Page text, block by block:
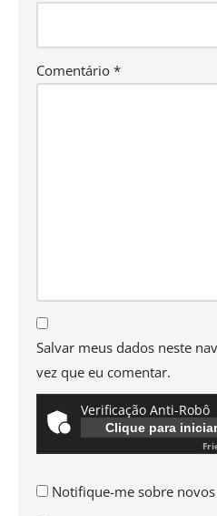
Comentário *
Salvar meus dados neste
vez que eu comentar.
Verificação Anti-Robô
Clique para
Notifique-me sobre